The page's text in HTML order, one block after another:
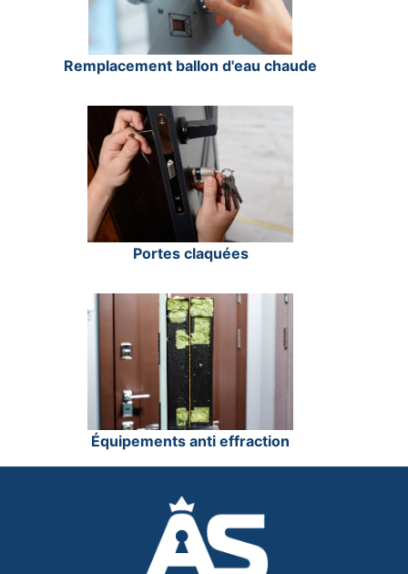
Remplacement ballon d'eau chaude
Portes claquées
Équipements anti effraction